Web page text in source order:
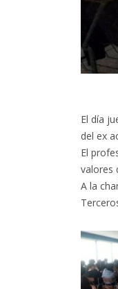
El día
del ex
El
valores
A la